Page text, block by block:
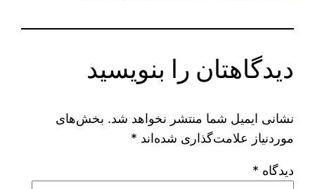
دیدگاهتان را بنویسید
نشانی ایمیل شما منتشر نخواهد شد. بخش‌های
موردنیاز علامت‌گذاری شده‌اند *
دیدگاه *